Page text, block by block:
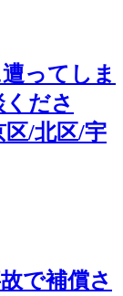
ってしま
ださ
/北区/宇
で補償さ